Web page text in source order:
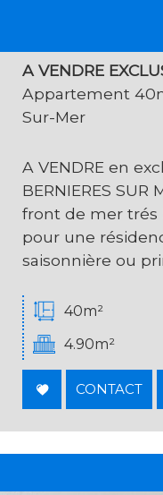
A VENDRE
Appartement
Sur-Mer
A VENDRE en
BERNIERES
front de mer trés
pour une
saisonnière ou
40m²
4.90m²
CONTACT